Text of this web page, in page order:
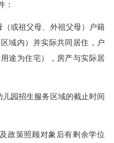
：
或祖父母、外祖父母）户籍
域内）并实际共同居住，户
途为住宅），房产与实际居
园招生服务区域的截止时间
策照顾对象后有剩余学位